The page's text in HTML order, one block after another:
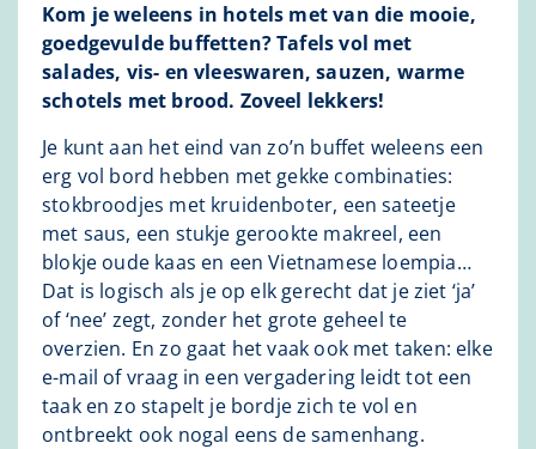
Kom je weleens in hotels met van die mooie,
goedgevulde buffetten? Tafels vol met
salades, vis- en vleeswaren, sauzen, warme
schotels met brood. Zoveel lekkers!
Je kunt aan het eind van zo’n buffet weleens een
erg vol bord hebben met gekke combinaties:
stokbroodjes met kruidenboter, een sateetje
met saus, een stukje gerookte makreel, een
blokje oude kaas en een Vietnamese loempia…
Dat is logisch als je op elk gerecht dat je ziet ‘ja’
of ‘nee’ zegt, zonder het grote geheel te
overzien. En zo gaat het vaak ook met taken: elke
e-mail of vraag in een vergadering leidt tot een
taak en zo stapelt je bordje zich te vol en
ontbreekt ook nogal eens de samenhang.